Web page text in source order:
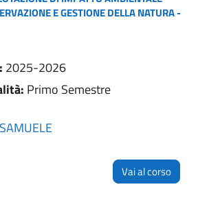
E GESTIONE DELLA NATURA -
: 2025-2026
: Primo Semestre
Vai al corso